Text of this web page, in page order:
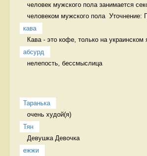
человек мужского пола занимается
человеком мужского пола  Уточнение:
кава
Кава - это кофе, только на украинском
абсурд
нелепость, бессмыслица
Таранька
очень худой(я)
Тян
Девушка Девочка
ежжи